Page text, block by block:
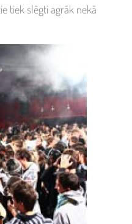
tiek slēgti agrāk nekā